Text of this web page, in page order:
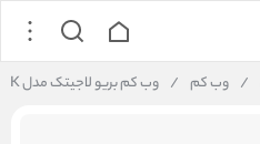
/ وب کم / وب کم بریو لاجیتک مدل Logitech Ultra HD Webcame Brio 4K